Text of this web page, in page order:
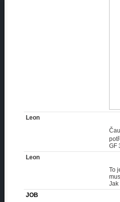
Leon
GF
Leon
To
Jak
JOB